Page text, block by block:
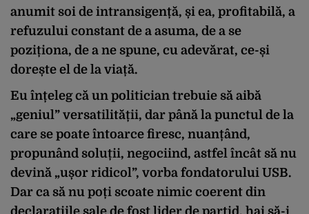
anumit soi de intransigență, și ea, profitabilă, a
refuzului constant de a asuma, de a se
poziționa, de a ne spune, cu adevărat, ce-și
dorește el de la viață.
Eu înțeleg că un politician trebuie să aibă
„geniul” versatilității, dar până la punctul de la
care se poate întoarce firesc, nuanțând,
propunând soluții, negociind, astfel încât să nu
devină „ușor ridicol”, vorba fondatorului USB.
Dar ca să nu poți scoate nimic coerent din
declarațiile sale de fost lider de partid, hai să-i